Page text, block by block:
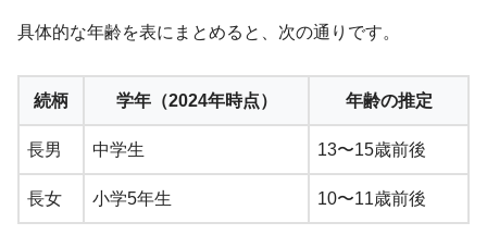
具体的な年齢を表にまとめると、次の通りです。
続柄 学年（2024年時点） 年齢の推定
長男 中学生 13〜15歳前後
長女 小学5年生 10〜11歳前後